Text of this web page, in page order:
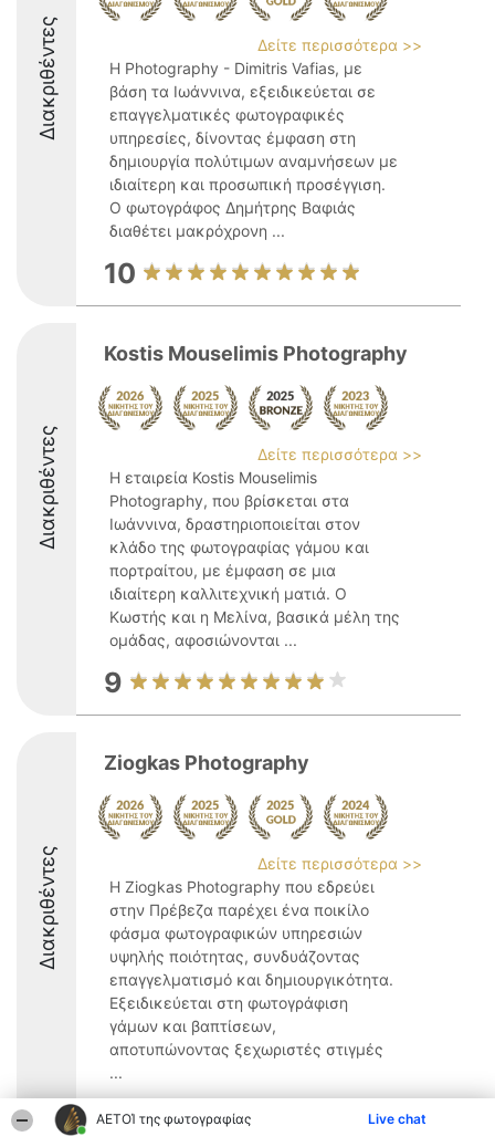
ΑΕΤΟΊ της φωτογραφίας Live chat
Διακριθέντες
Δείτε περισσότερα >>
Η Photography - Dimitris Vafias, με
βάση τα Ιωάννινα, εξειδικεύεται σε
επαγγελματικές φωτογραφικές
υπηρεσίες, δίνοντας έμφαση στη
δημιουργία πολύτιμων αναμνήσεων με
ιδιαίτερη και προσωπική προσέγγιση.
Ο φωτογράφος Δημήτρης Βαφιάς
διαθέτει μακρόχρονη ...
10
Διακριθέντες
Kostis Mouselimis Photography
Δείτε περισσότερα >>
Η εταιρεία Kostis Mouselimis
Photography, που βρίσκεται στα
Ιωάννινα, δραστηριοποιείται στον
κλάδο της φωτογραφίας γάμου και
πορτραίτου, με έμφαση σε μια
ιδιαίτερη καλλιτεχνική ματιά. Ο
Κωστής και η Μελίνα, βασικά μέλη της
ομάδας, αφοσιώνονται ...
9
Διακριθέντες
Ziogkas Photography
Δείτε περισσότερα >>
Η Ziogkas Photography που εδρεύει
στην Πρέβεζα παρέχει ένα ποικίλο
φάσμα φωτογραφικών υπηρεσιών
υψηλής ποιότητας, συνδυάζοντας
επαγγελματισμό και δημιουργικότητα.
Εξειδικεύεται στη φωτογράφιση
γάμων και βαπτίσεων,
αποτυπώνοντας ξεχωριστές στιγμές
...
10